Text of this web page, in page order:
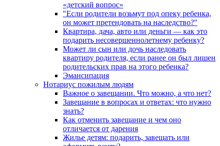
«детский вопрос»
"Если родители возьмут под опеку ребенка,
он может претендовать на наследство?"
Квартира, дача, авто или деньги — как это
подарить несовершеннолетнему ребенку?
Может ли сын или дочь наследовать
квартиру родителя, если ранее он был лишен
родительских прав на этого ребенка?
Эмансипация
Нотариус пожилым людям
Важное о завещании. Что можно, а что нет?
Завещание в вопросах и ответах: что нужно
знать?
Как отменить завещание и чем оно
отличается от дарения
Жилье детям: подарить, завещать или